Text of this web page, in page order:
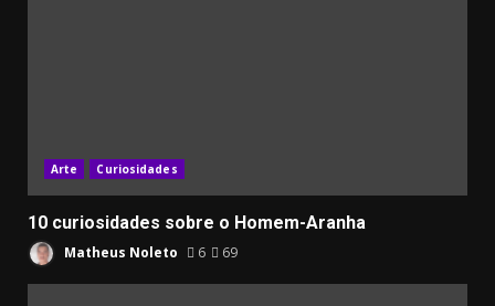
Arte Curiosidades
10 curiosidades sobre o Homem-Aranha
Matheus Noleto 6 69